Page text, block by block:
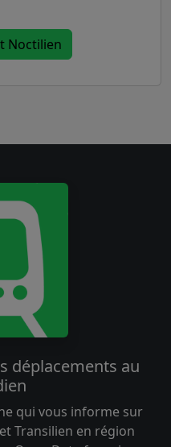
Noctilien
déplacements au
qui vous informe sur
Transilien en région